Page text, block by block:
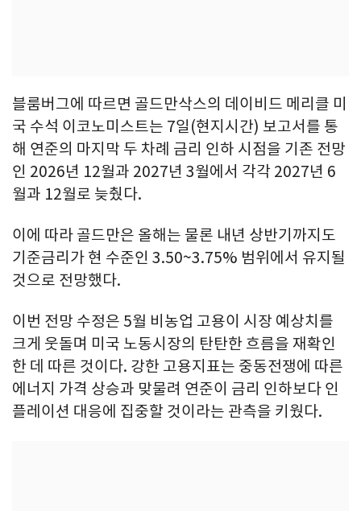
블룸버그에 따르면 골드만삭스의 데이비드 메리클 미
국 수석 이코노미스트는 7일(현지시간) 보고서를 통
해 연준의 마지막 두 차례 금리 인하 시점을 기존 전망
인 2026년 12월과 2027년 3월에서 각각 2027년 6
월과 12월로 늦췄다.
이에 따라 골드만은 올해는 물론 내년 상반기까지도
기준금리가 현 수준인 3.50~3.75% 범위에서 유지될
것으로 전망했다.
이번 전망 수정은 5월 비농업 고용이 시장 예상치를
크게 웃돌며 미국 노동시장의 탄탄한 흐름을 재확인
한 데 따른 것이다. 강한 고용지표는 중동전쟁에 따른
에너지 가격 상승과 맞물려 연준이 금리 인하보다 인
플레이션 대응에 집중할 것이라는 관측을 키웠다.